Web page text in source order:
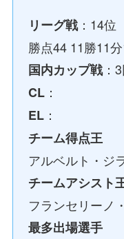
リーグ戦：14位
勝点44 11勝11
国内カップ戦：
CL ：
EL ：
チーム得点王
アルベルト・ジ
チームアシスト
フランセリーノ
最多出場選手